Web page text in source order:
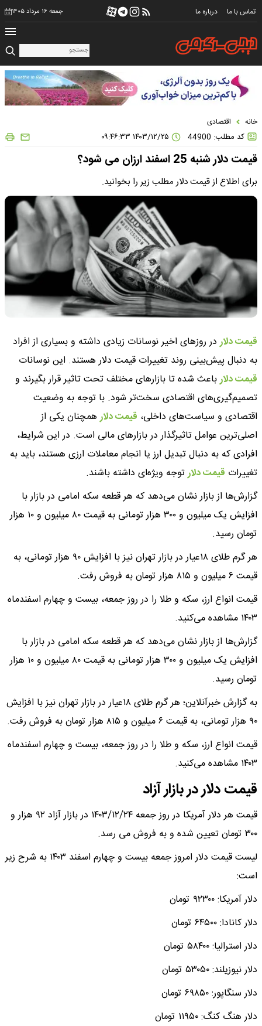
تماس با ما درباره ما جمعه ۱۶ مرداد ۱۴۰۵
خانه اقتصادی
کد مطلب: 44900
قیمت دلار شنبه 25 اسفند ارزان می شود؟
برای اطلاع از قیمت دلار مطلب زیر را بخوانید.
قیمت دلاردر روزهای اخیر نوسانات زیادی داشته و بسیاری از افراد
به دنبال پیش‌بینی روند تغییرات قیمت دلار هستند. این نوسانات
قیمت دلارباعث شده تا بازارهای مختلف تحت تاثیر قرار بگیرند و
تصمیم‌گیری‌های اقتصادی سخت‌تر شود. با توجه به وضعیت
اقتصادی و سیاست‌های داخلی، قیمت دلارهمچنان یکی از
اصلی‌ترین عوامل تاثیرگذار در بازارهای مالی است. در این شرایط،
افرادی که به دنبال تبدیل ارز یا انجام معاملات ارزی هستند، باید به
تغییرات قیمت دلارتوجه ویژه‌ای داشته باشند.
گزارش‌ها از بازار نشان می‌دهد که هر قطعه سکه امامی در بازار با
افزایش یک میلیون و ۳۰۰ هزار تومانی به قیمت ۸۰ میلیون و ۱۰ هزار
تومان رسید.
هر گرم طلای ۱۸عیار در بازار تهران نیز با افزایش ۹۰ هزار تومانی، به
قیمت ۶ میلیون و ۸۱۵ هزار تومان به فروش رفت.
قیمت انواع ارز، سکه و طلا را در روز جمعه، بیست و چهارم اسفندماه
۱۴۰۳ مشاهده می‌کنید.
گزارش‌ها از بازار نشان می‌دهد که هر قطعه سکه امامی در بازار با
افزایش یک میلیون و ۳۰۰ هزار تومانی به قیمت ۸۰ میلیون و ۱۰ هزار
تومان رسید.
به گزارش خبرآنلاین؛ هر گرم طلای ۱۸عیار در بازار تهران نیز با افزایش
۹۰ هزار تومانی، به قیمت ۶ میلیون و ۸۱۵ هزار تومان به فروش رفت.
قیمت انواع ارز، سکه و طلا را در روز جمعه، بیست و چهارم اسفندماه
۱۴۰۳ مشاهده می‌کنید.
قیمت دلار در بازار آزاد
قیمت هر دلار آمریکا در روز جمعه ۱۴۰۳/۱۲/۲۴ در بازار آزاد ۹۲ هزار و
۳۰۰ تومان تعیین شده و به فروش می رسد.
لیست قیمت دلار امروز جمعه بیست و چهارم اسفند ۱۴۰۳ به شرح زیر
است:
دلار آمریکا: ۹۲۳۰۰ تومان
دلار کانادا: ۶۴۵۰۰ تومان
دلار استرالیا: ۵۸۴۰۰ تومان
دلار نیوزیلند: ۵۳۰۵۰ تومان
دلار سنگاپور: ۶۹۸۵۰ تومان
دلار هنگ کنگ: ۱۱۹۵۰ تومان